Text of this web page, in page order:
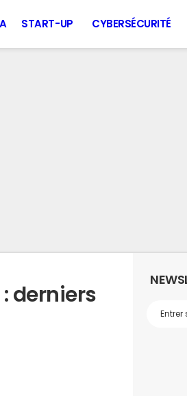
START-UP CYBERSÉCURITÉ
derniers